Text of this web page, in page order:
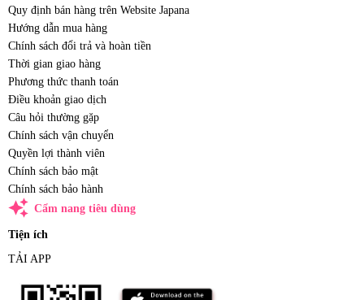
Quy định bán hàng trên Website Japana
Hướng dẫn mua hàng
Chính sách đổi trả và hoàn tiền
Thời gian giao hàng
Phương thức thanh toán
Điều khoản giao dịch
Câu hỏi thường gặp
Chính sách vận chuyển
Quyền lợi thành viên
Chính sách bảo mật
Chính sách bảo hành
auto_awesome Cẩm nang tiêu dùng
Tiện ích
TẢI APP